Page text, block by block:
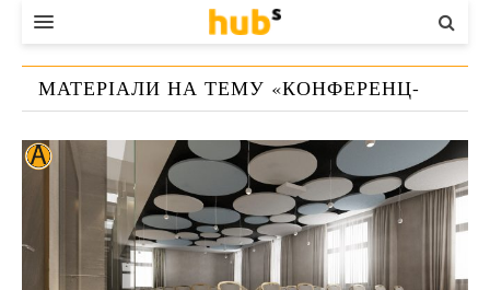
ВЛАДА
ЕКОНОМІКА
БІЗНЕС
СТАРТЕР
КОНТАКТИ
МАТЕРІАЛИ НА ТЕМУ «КОНФЕРЕНЦ-